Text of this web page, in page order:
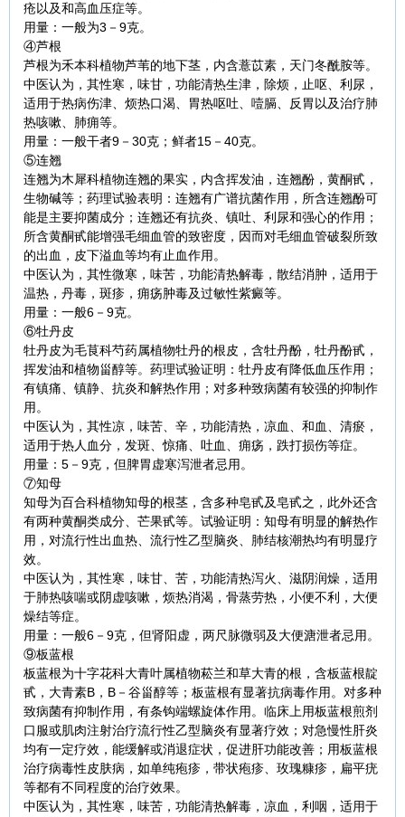
疮以及和高血压症等。
用量：一般为3－9克。
④芦根
芦根为禾本科植物芦苇的地下茎，内含薏苡素，天门冬酰胺等。
中医认为，其性寒，味甘，功能清热生津，除烦，止呕、利尿，
适用于热病伤津、烦热口渴、胃热呕吐、噎膈、反胃以及治疗肺
热咳嗽、肺痈等。
用量：一般干者9－30克；鲜者15－40克。
⑤连翘
连翘为木犀科植物连翘的果实，内含挥发油，连翘酚，黄酮甙，
生物碱等；药理试验表明：连翘有广谱抗菌作用，所含连翘酚可
能是主要抑菌成分；连翘还有抗炎、镇吐、利尿和强心的作用；
所含黄酮甙能增强毛细血管的致密度，因而对毛细血管破裂所致
的出血，皮下溢血等均有止血作用。
中医认为，其性微寒，味苦，功能清热解毒，散结消肿，适用于
温热，丹毒，斑疹，痈疡肿毒及过敏性紫癜等。
用量：一般6－9克。
⑥牡丹皮
牡丹皮为毛茛科芍药属植物牡丹的根皮，含牡丹酚，牡丹酚甙，
挥发油和植物甾醇等。药理试验证明：牡丹皮有降低血压作用；
有镇痛、镇静、抗炎和解热作用；对多种致病菌有较强的抑制作
用。
中医认为，其性凉，味苦、辛，功能清热，凉血、和血、清瘀，
适用于热人血分，发斑、惊痛、吐血、痈疡，跌打损伤等症。
用量：5－9克，但脾胃虚寒泻泄者忌用。
⑦知母
知母为百合科植物知母的根茎，含多种皂甙及皂甙之，此外还含
有两种黄酮类成分、芒果甙等。试验证明：知母有明显的解热作
用，对流行性出血热、流行性乙型脑炎、肺结核潮热均有明显疗
效。
中医认为，其性寒，味甘、苦，功能清热泻火、滋阴润燥，适用
于肺热咳喘或阴虚咳嗽，烦热消渴，骨蒸劳热，小便不利，大便
燥结等症。
用量：一般6－9克，但肾阳虚，两尺脉微弱及大便溏泄者忌用。
⑨板蓝根
板蓝根为十字花科大青叶属植物菘兰和草大青的根，含板蓝根靛
甙，大青素B，B－谷甾醇等；板蓝根有显著抗病毒作用。对多种
致病菌有抑制作用，有条钩端螺旋体作用。临床上用板蓝根煎剂
口服或肌肉注射治疗流行性乙型脑炎有显著疗效；对急慢性肝炎
均有一定疗效，能缓解或消退症状，促进肝功能改善；用板蓝根
治疗病毒性皮肤病，如单纯疱疹，带状疱疹、玫瑰糠疹，扁平疣
等都有不同程度的治疗效果。
中医认为，其性寒，味苦，功能清热解毒，凉血，利咽，适用于